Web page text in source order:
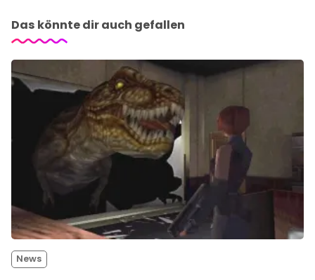
Das könnte dir auch gefallen
News